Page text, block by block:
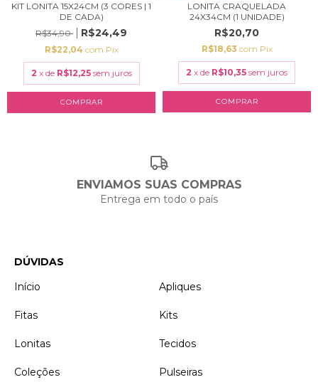
KIT LONITA 15X24CM (3 CORES | 1
DE CADA)
R$34,90
R$24,49
R$22,04 com Pix
2 x de R$12,25 sem juros
COMPRAR
LONITA CRAQUELADA
24X34CM (1 UNIDADE)
R$20,70
R$18,63 com Pix
2 x de R$10,35 sem juros
COMPRAR
ENVIAMOS SUAS COMPRAS
Entrega em todo o país
DÚVIDAS
Início
Apliques
Fitas Kits
Lonitas Tecidos
Coleções Pulseiras